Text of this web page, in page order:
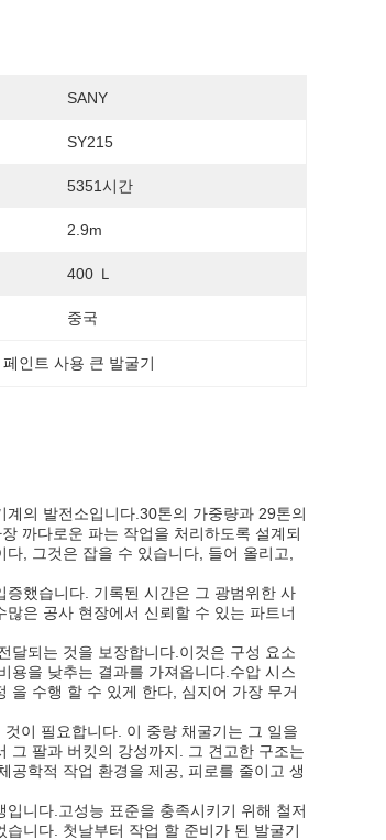
SANY
SY215
5351시간
2.9m
400 Ｌ
중국
페인트 사용 큰 발굴기
의 발전소입니다.30톤의 가중량과 29톤의
까다로운 파는 작업을 처리하도록 설계되
, 그것은 잡을 수 있습니다, 들어 올리고,
했습니다. 기록된 시간은 그 광범위한 사
은 공사 현장에서 신뢰할 수 있는 파트너
달되는 것을 보장합니다.이것은 구성 요소
용을 낮추는 결과를 가져옵니다.수압 시스
을 수행 할 수 있게 한다, 심지어 가장 무거
이 필요합니다. 이 중량 채굴기는 그 일을
그 팔과 버킷의 강성까지. 그 견고한 구조는
공학적 작업 환경을 제공, 피로를 줄이고 생
니다.고성능 표준을 충족시키기 위해 철저
니다. 첫날부터 작업 할 준비가 된 발굴기